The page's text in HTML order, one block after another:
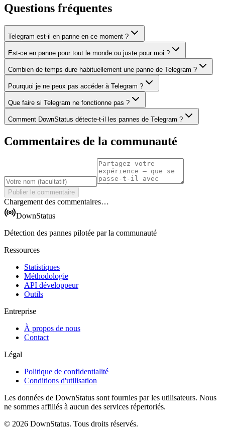
Questions fréquentes
Telegram est-il en panne en ce moment ?
Est-ce en panne pour tout le monde ou juste pour moi ?
Combien de temps dure habituellement une panne de Telegram ?
Pourquoi je ne peux pas accéder à Telegram ?
Que faire si Telegram ne fonctionne pas ?
Comment DownStatus détecte-t-il les pannes de Telegram ?
Commentaires de la communauté
Publier le commentaire
Chargement des commentaires…
DownStatus
Détection des pannes pilotée par la communauté
Ressources
Statistiques
Méthodologie
API développeur
Outils
Entreprise
À propos de nous
Contact
Légal
Politique de confidentialité
Conditions d'utilisation
Les données de DownStatus sont fournies par les utilisateurs. Nous
ne sommes affiliés à aucun des services répertoriés.
© 2026 DownStatus. Tous droits réservés.